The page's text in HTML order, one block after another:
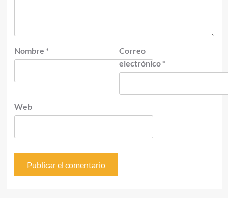
Nombre *
Correo
electrónico *
Web